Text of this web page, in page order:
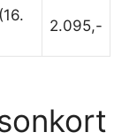
2.095,-